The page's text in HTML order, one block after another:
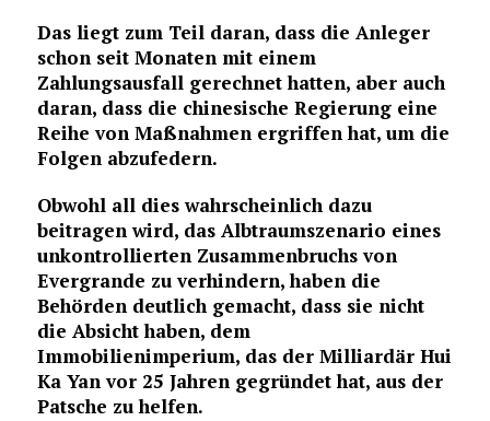
Das liegt zum Teil daran, dass die Anleger
schon seit Monaten mit einem
Zahlungsausfall gerechnet hatten, aber auch
daran, dass die chinesische Regierung eine
Reihe von Maßnahmen ergriffen hat, um die
Folgen abzufedern.
Obwohl all dies wahrscheinlich dazu
beitragen wird, das Albtraumszenario eines
unkontrollierten Zusammenbruchs von
Evergrande zu verhindern, haben die
Behörden deutlich gemacht, dass sie nicht
die Absicht haben, dem
Immobilienimperium, das der Milliardär Hui
Ka Yan vor 25 Jahren gegründet hat, aus der
Patsche zu helfen.